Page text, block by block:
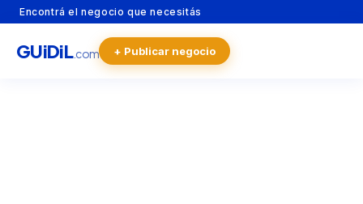
Encontrá el negocio que necesitás
GUiDiL.com + Publicar negocio